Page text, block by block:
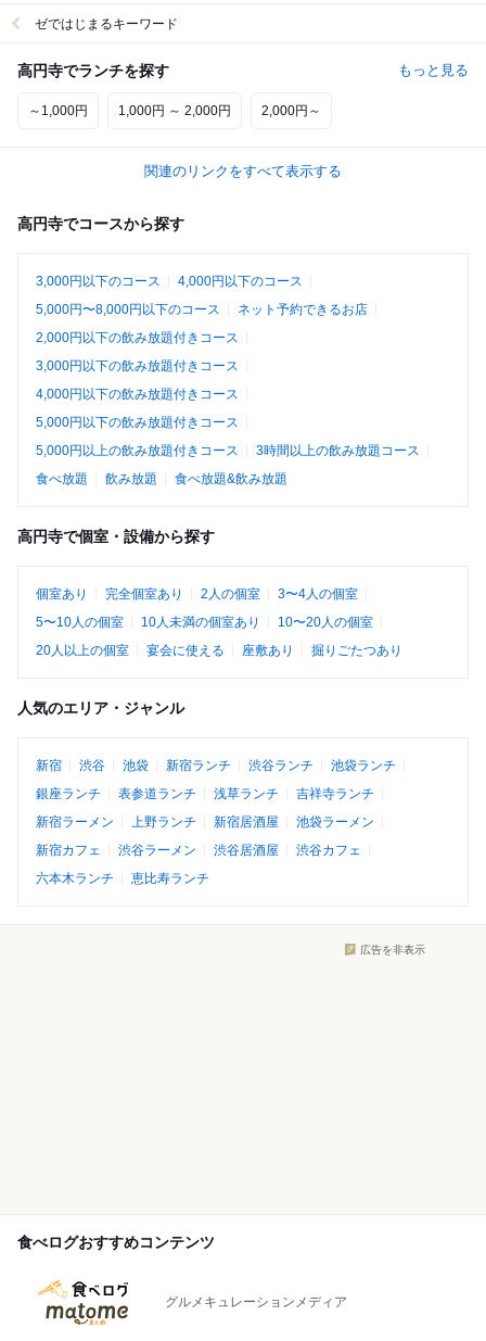
ゼではじまるキーワード
高円寺でランチを探す もっと見る
～1,000円 1,000円 ～ 2,000円 2,000円～
関連のリンクをすべて表示する
高円寺でコースから探す
3,000円以下のコース
4,000円以下のコース
5,000円〜8,000円以下のコース
ネット予約できるお店
2,000円以下の飲み放題付きコース
3,000円以下の飲み放題付きコース
4,000円以下の飲み放題付きコース
5,000円以下の飲み放題付きコース
5,000円以上の飲み放題付きコース
3時間以上の飲み放題コース
食べ放題
飲み放題 食べ放題&飲み放題
高円寺で個室・設備から探す
個室あり 完全個室あり 2人の個室
3〜4人の個室
5〜10人の個室
10人未満の個室あり
10〜20人の個室
20人以上の個室
宴会に使える 座敷あり 掘りごたつあり
人気のエリア・ジャンル
新宿 渋谷 池袋 新宿ランチ 渋谷ランチ
池袋ランチ
銀座ランチ
表参道ランチ 浅草ランチ
吉祥寺ランチ
新宿ラーメン
上野ランチ 新宿居酒屋
池袋ラーメン
新宿カフェ
渋谷ラーメン 渋谷居酒屋
渋谷カフェ
六本木ランチ
恵比寿ランチ
広告を非表示
食べログおすすめコンテンツ
グルメキュレーションメディア